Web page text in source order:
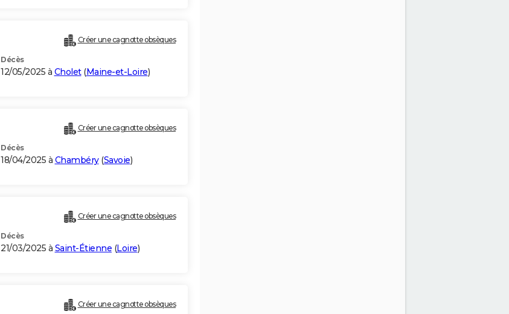
Créer une cagnotte obsèques
Décès
12/05/2025 à Cholet(Maine-et-Loire)
Créer une cagnotte obsèques
Décès
18/04/2025 à Chambéry(Savoie)
Créer une cagnotte obsèques
Décès
21/03/2025 à Saint-Étienne (Loire)
Créer une cagnotte obsèques